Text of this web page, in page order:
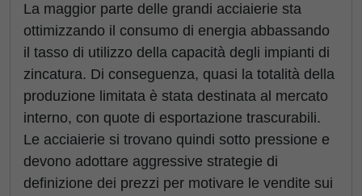
La maggior parte delle grandi acciaierie sta
ottimizzando il consumo di energia abbassando
il tasso di utilizzo della capacità degli impianti di
zincatura. Di conseguenza, quasi la totalità della
produzione limitata è stata destinata al mercato
interno, con quote di esportazione trascurabili.
Le acciaierie si trovano quindi sotto pressione e
devono adottare aggressive strategie di
definizione dei prezzi per motivare le vendite sui